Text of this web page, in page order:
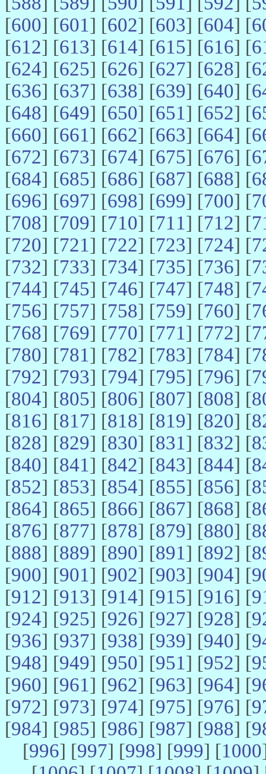
[600] [601] [602] [603] [604] [
[612] [613] [614] [615] [616] [
[624] [625] [626] [627] [628] [
[636] [637] [638] [639] [640] [
[648] [649] [650] [651] [652] [
[660] [661] [662] [663] [664] [
[672] [673] [674] [675] [676] [
[684] [685] [686] [687] [688] [
[696] [697] [698] [699] [700] [
[708] [709] [710] [711] [712] [
[720] [721] [722] [723] [724] [
[732] [733] [734] [735] [736] [
[744] [745] [746] [747] [748] [
[756] [757] [758] [759] [760] [
[768] [769] [770] [771] [772] [
[780] [781] [782] [783] [784] [
[792] [793] [794] [795] [796] [
[804] [805] [806] [807] [808] [
[816] [817] [818] [819] [820] [
[828] [829] [830] [831] [832] [
[840] [841] [842] [843] [844] [
[852] [853] [854] [855] [856] [
[864] [865] [866] [867] [868] [
[876] [877] [878] [879] [880] [
[888] [889] [890] [891] [892] [
[900] [901] [902] [903] [904] [
[912] [913] [914] [915] [916] [
[924] [925] [926] [927] [928] [
[936] [937] [938] [939] [940] [
[948] [949] [950] [951] [952] [
[960] [961] [962] [963] [964] [
[972] [973] [974] [975] [976] [
[984] [985] [986] [987] [988] [
[996] [997] [998] [999] [1000